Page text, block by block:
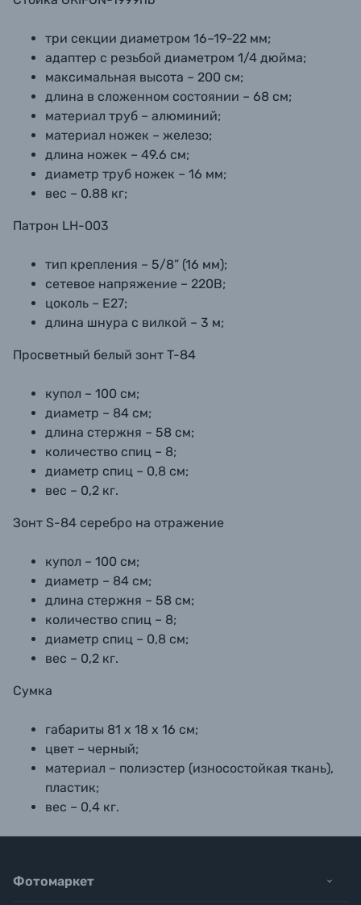
три секции диаметром 16–19-22 мм;
адаптер с резьбой диаметром 1/4 дюйма;
максимальная высота – 200 см;
длина в сложенном состоянии – 68 см;
материал труб – алюминий;
материал ножек – железо;
длина ножек – 49.6 см;
диаметр труб ножек – 16 мм;
вес – 0.88 кг;
Патрон LH-003
тип крепления – 5/8” (16 мм);
сетевое напряжение – 220В;
цоколь – E27;
длина шнура с вилкой – 3 м;
Просветный белый зонт T-84
купол – 100 см;
диаметр – 84 см;
длина стержня – 58 см;
количество спиц – 8;
диаметр спиц – 0,8 см;
вес – 0,2 кг.
Зонт S-84 серебро на отражение
купол – 100 см;
диаметр – 84 см;
длина стержня – 58 см;
количество спиц – 8;
диаметр спиц – 0,8 см;
вес – 0,2 кг.
Сумка
габариты 81 x 18 x 16 см;
цвет – черный;
материал – полиэстер (износостойкая ткань),
пластик;
вес – 0,4 кг.
Фотомаркет